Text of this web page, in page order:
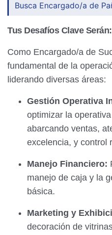
Busca Encargado/a de
Tus Desafíos Clave Serán:
Como Encargado/a de
fundamental de la
liderando diversas áreas:
Gestión Operativa
optimizar la
abarcando ventas,
excelencia, y control
Manejo Financiero:
manejo de caja y la
básica.
Marketing y
decoración de